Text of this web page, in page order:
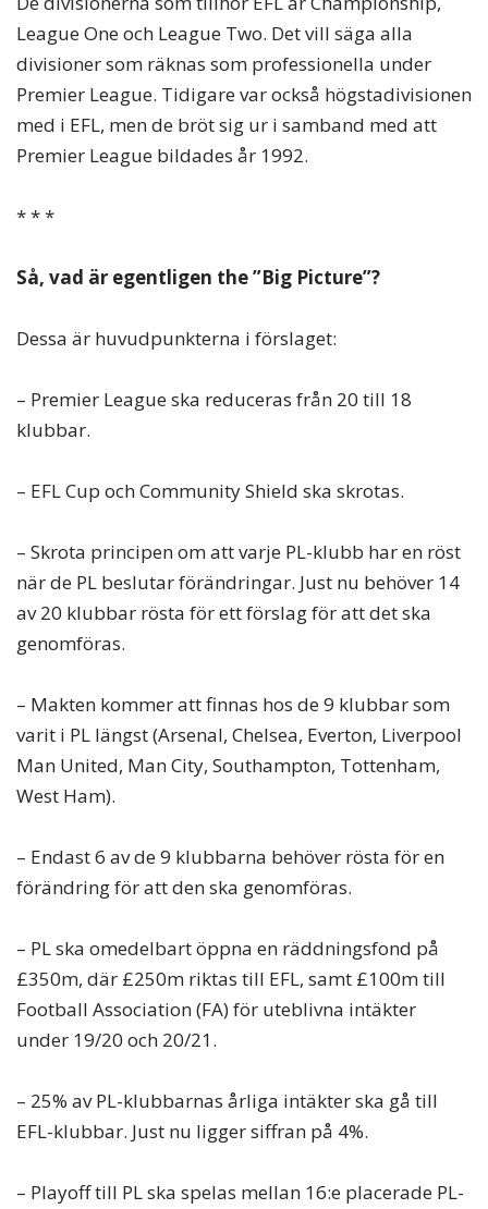
League One och League Two. Det vill säga alla
divisioner som räknas som professionella under
Premier League. Tidigare var också högstadivisionen
med i EFL, men de bröt sig ur i samband med att
Premier League bildades år 1992.
* * *
Så, vad är egentligen the ”Big Picture”?
Dessa är huvudpunkterna i förslaget:
– Premier League ska reduceras från 20 till 18
klubbar.
– EFL Cup och Community Shield ska skrotas.
– Skrota principen om att varje PL-klubb har en röst
när de PL beslutar förändringar. Just nu behöver 14
av 20 klubbar rösta för ett förslag för att det ska
genomföras.
– Makten kommer att finnas hos de 9 klubbar som
varit i PL längst (Arsenal, Chelsea, Everton, Liverpool
Man United, Man City, Southampton, Tottenham,
West Ham).
– Endast 6 av de 9 klubbarna behöver rösta för en
förändring för att den ska genomföras.
– PL ska omedelbart öppna en räddningsfond på
£350m, där £250m riktas till EFL, samt £100m till
Football Association (FA) för uteblivna intäkter
under 19/20 och 20/21.
– 25% av PL-klubbarnas årliga intäkter ska gå till
EFL-klubbar. Just nu ligger siffran på 4%.
– Playoff till PL ska spelas mellan 16:e placerade PL-